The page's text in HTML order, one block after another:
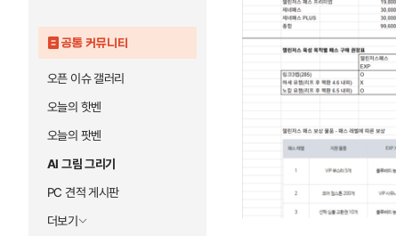
공통 커뮤니티
오픈 이슈 갤러리
오늘의 핫벤
오늘의 팟벤
AI 그림 그리기
PC 견적 게시판
더보기